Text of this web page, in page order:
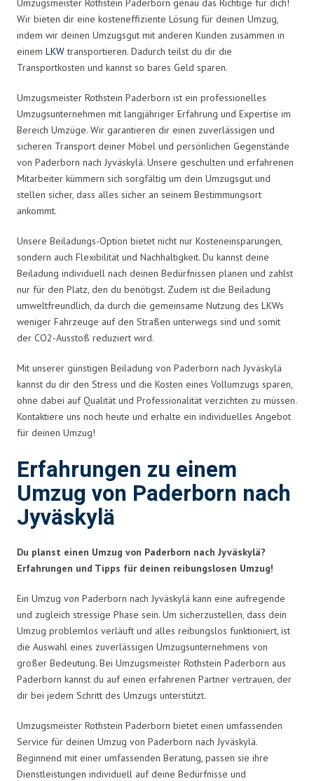
Umzugsmeister Rothstein Paderborn genau das Richtige für dich!
Wir bieten dir eine kosteneffiziente Lösung für deinen Umzug,
indem wir deinen Umzugsgut mit anderen Kunden zusammen in
einem LKWtransportieren. Dadurch teilst du dir die
Transportkosten und kannst so bares Geld sparen.
Umzugsmeister Rothstein Paderborn ist ein professionelles
Umzugsunternehmen mit langjähriger Erfahrung und Expertise im
Bereich Umzüge. Wir garantieren dir einen zuverlässigen und
sicheren Transport deiner Möbel und persönlichen Gegenstände
von Paderborn nach Jyväskylä. Unsere geschulten und erfahrenen
Mitarbeiter kümmern sich sorgfältig um dein Umzugsgut und
stellen sicher, dass alles sicher an seinem Bestimmungsort
ankommt.
Unsere Beiladungs-Option bietet nicht nur Kosteneinsparungen,
sondern auch Flexibilität und Nachhaltigkeit. Du kannst deine
Beiladung individuell nach deinen Bedürfnissen planen und zahlst
nur für den Platz, den du benötigst. Zudem ist die Beiladung
umweltfreundlich, da durch die gemeinsame Nutzung des LKWs
weniger Fahrzeuge auf den Straßen unterwegs sind und somit
der CO2-Ausstoß reduziert wird.
Mit unserer günstigen Beiladung von Paderborn nach Jyväskylä
kannst du dir den Stress und die Kosten eines Vollumzugs sparen,
ohne dabei auf Qualität und Professionalität verzichten zu müssen.
Kontaktiere uns noch heute und erhalte ein individuelles Angebot
für deinen Umzug!
Erfahrungen zu einem
Umzug von Paderborn nach
Jyväskylä
Du planst einen Umzug von Paderborn nach Jyväskylä?
Erfahrungen und Tipps für deinen reibungslosen Umzug!
Ein Umzug von Paderborn nach Jyväskylä kann eine aufregende
und zugleich stressige Phase sein. Um sicherzustellen, dass dein
Umzug problemlos verläuft und alles reibungslos funktioniert, ist
die Auswahl eines zuverlässigen Umzugsunternehmens von
großer Bedeutung. Bei Umzugsmeister Rothstein Paderborn aus
Paderborn kannst du auf einen erfahrenen Partner vertrauen, der
dir bei jedem Schritt des Umzugs unterstützt.
Umzugsmeister Rothstein Paderborn bietet einen umfassenden
Service für deinen Umzug von Paderborn nach Jyväskylä.
Beginnend mit einer umfassenden Beratung, passen sie ihre
Dienstleistungen individuell auf deine Bedürfnisse und